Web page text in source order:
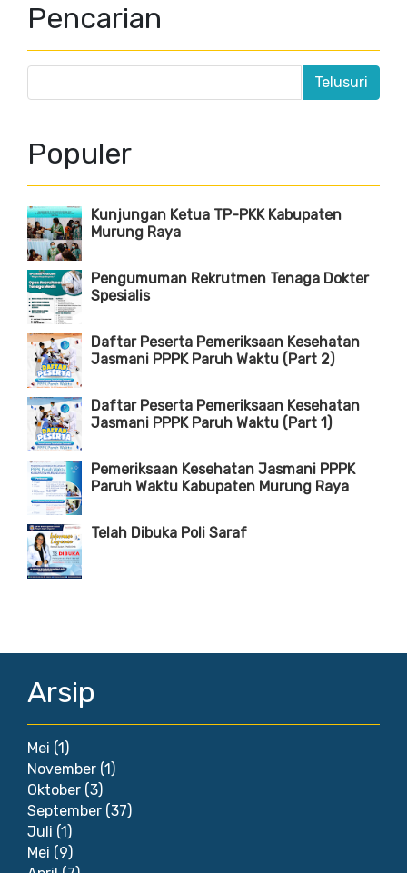
Pencarian
Populer
Kunjungan Ketua TP-PKK Kabupaten
Murung Raya
Pengumuman Rekrutmen Tenaga Dokter
Spesialis
Daftar Peserta Pemeriksaan Kesehatan
Jasmani PPPK Paruh Waktu (Part 2)
Daftar Peserta Pemeriksaan Kesehatan
Jasmani PPPK Paruh Waktu (Part 1)
Pemeriksaan Kesehatan Jasmani PPPK
Paruh Waktu Kabupaten Murung Raya
Telah Dibuka Poli Saraf
Arsip
Mei (1)
November (1)
Oktober (3)
September (37)
Juli (1)
Mei (9)